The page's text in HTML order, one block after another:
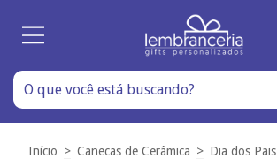
Início > Canecas de Cerâmica > Dia dos Pais